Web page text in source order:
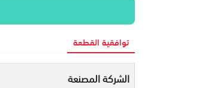
توافقية القطعة
الشركة المصنعة